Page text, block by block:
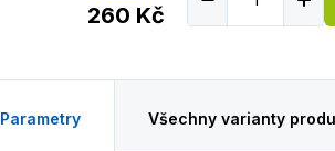
260 Kč
Parametry Všechny varianty